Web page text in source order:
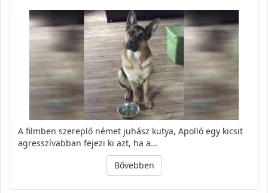
A filmben szereplő német juhász kutya, Apolló egy kicsit
agresszívabban fejezi ki azt, ha a…
Bővebben